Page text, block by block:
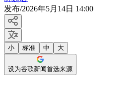
发布/2026年5月14日 14:00
小 标准 中 大
设为谷歌新闻首选来源